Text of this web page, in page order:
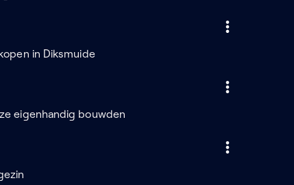
in Diksmuide
eigenhandig bouwden